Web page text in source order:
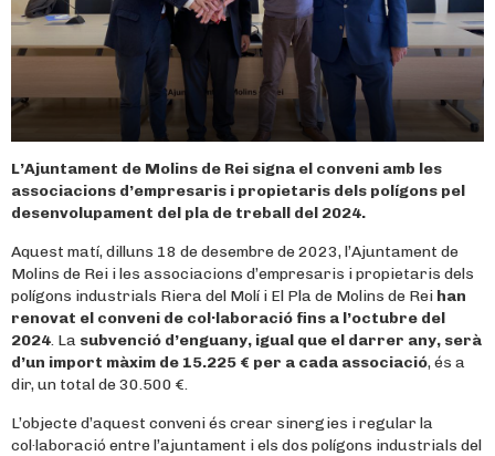
L’Ajuntament de Molins de Rei signa el conveni amb les
associacions d’empresaris i propietaris dels polígons pel
desenvolupament del pla de treball del 2024.
Aquest matí, dilluns 18 de desembre de 2023, l’Ajuntament de
Molins de Rei i les associacions d’empresaris i propietaris dels
polígons industrials Riera del Molí i El Pla de Molins de Rei han
renovat el conveni de col·laboració fins a l’octubre del
2024. La subvenció d’enguany, igual que el darrer any, serà
d’un import màxim de 15.225 € per a cada associació, és a
dir, un total de 30.500 €.
L’objecte d’aquest conveni és crear sinergies i regular la
col·laboració entre l’ajuntament i els dos polígons industrials del